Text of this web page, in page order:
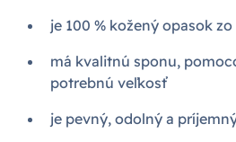
je 100 % kožený opasok
má kvalitnú sponu,
potrebnú veľkosť
je pevný, odolný a